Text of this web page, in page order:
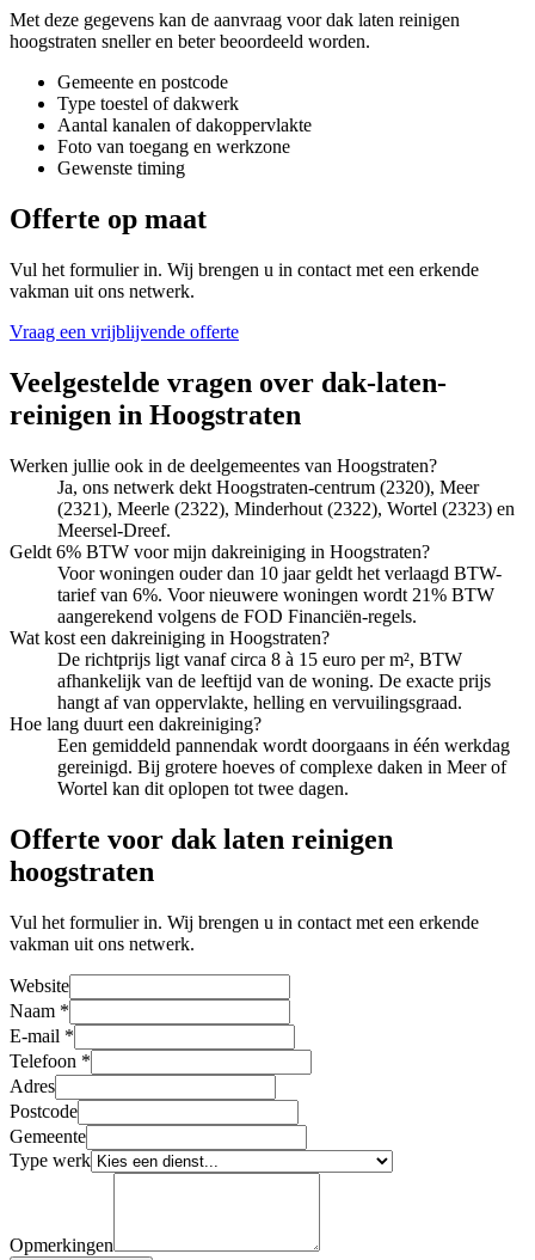
Met deze gegevens kan de aanvraag voordak laten reinigen
hoogstraten sneller en beter beoordeeld worden.
Gemeente en postcode
Type toestel of dakwerk
Aantal kanalen of dakoppervlakte
Foto van toegang en werkzone
Gewenste timing
Offerte op maat
Vul het formulier in. Wij brengen u in contact met een erkende
vakman uit ons netwerk.
Vraag een vrijblijvende offerte
Veelgestelde vragen over dak-laten-
reinigen in Hoogstraten
Werken jullie ook in de deelgemeentes van Hoogstraten?
Ja, ons netwerk dekt Hoogstraten-centrum (2320), Meer
(2321), Meerle (2322), Minderhout (2322), Wortel (2323) en
Meersel-Dreef.
Geldt 6% BTW voor mijn dakreiniging in Hoogstraten?
Voor woningen ouder dan 10 jaar geldt het verlaagd BTW-
tarief van 6%. Voor nieuwere woningen wordt 21% BTW
aangerekend volgens de FOD Financiën-regels.
Wat kost een dakreiniging in Hoogstraten?
De richtprijs ligt vanaf circa 8 à 15 euro per m², BTW
afhankelijk van de leeftijd van de woning. De exacte prijs
hangt af van oppervlakte, helling en vervuilingsgraad.
Hoe lang duurt een dakreiniging?
Een gemiddeld pannendak wordt doorgaans in één werkdag
gereinigd. Bij grotere hoeves of complexe daken in Meer of
Wortel kan dit oplopen tot twee dagen.
Offerte voor dak laten reinigen
hoogstraten
Vul het formulier in. Wij brengen u in contact met een erkende
vakman uit ons netwerk.
Website
Naam *
E-mail *
Telefoon *
Adres
Postcode
Gemeente
Type werk
Opmerkingen